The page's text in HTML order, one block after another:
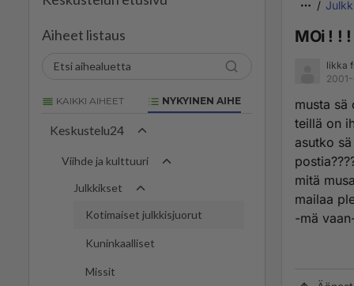
Aiheet listaus
KAIKKI AIHEET NYKYINEN AIHE
Keskustelu24
Viihde ja kulttuuri
Julkkikset
Kotimaiset julkkisjuorut
Kuninkaalliset
Missit
MOi ! !
likka
2001-
musta sä
teillä on
asutko
mitä
mailaa
-mä